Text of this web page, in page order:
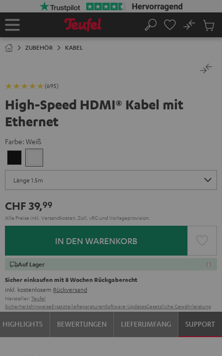
Startseite
Suche
No
ZUBEHÖR KABEL
(695)
High-Speed HDMI® Kabel mit
Ethernet
Farbe: Weiß
CHF 39,99
Alle Preise inkl. Versandkosten, Zoll, vRG und Vorlageprovision.
IN DEN WARENKORB
Auf Lager
Sicher einkaufen mit 8 Wochen Rückgaberecht
inkl. kostenlosem Rückversand
Hersteller: Teufel
SicherheitshinweiseErsatzteileReparaturenSoftware-UpdatesGesetzliche Gewährleistung
HIGHLIGHTS BEWERTUNGEN LIEFERUMFANG SUPPORT